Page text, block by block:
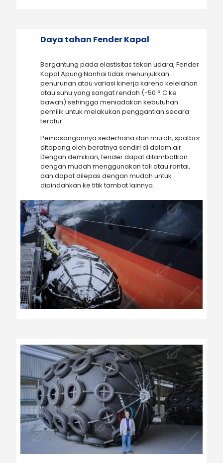
Daya tahan Fender Kapal
Bergantung pada elastisitas tekan udara, Fender
Kapal Apung Nanhai tidak menunjukkan
penurunan atau variasi kinerja karena kelelahan
atau suhu yang sangat rendah (-50 ° C ke
bawah) sehingga meniadakan kebutuhan
pemilik untuk melakukan penggantian secara
teratur.
Pemasangannya sederhana dan murah, spatbor
ditopang oleh beratnya sendiri di dalam air.
Dengan demikian, fender dapat ditambatkan
dengan mudah menggunakan tali atau rantai,
dan dapat dilepas dengan mudah untuk
dipindahkan ke titik tambat lainnya.